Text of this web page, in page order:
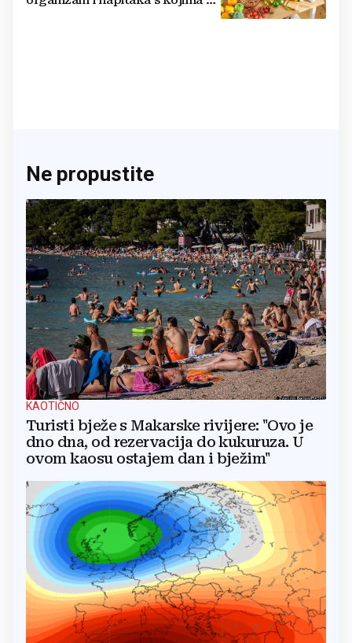
Ne propustite
KAOTIČNO
Turisti bježe s Makarske rivijere: "Ovo je
dno dna, od rezervacija do kukuruza. U
ovom kaosu ostajem dan i bježim"